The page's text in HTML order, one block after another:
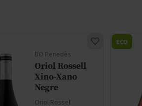
DO Penedès
Oriol Rossell
Xino-Xano
Negre
Oriol Rossell
ECO